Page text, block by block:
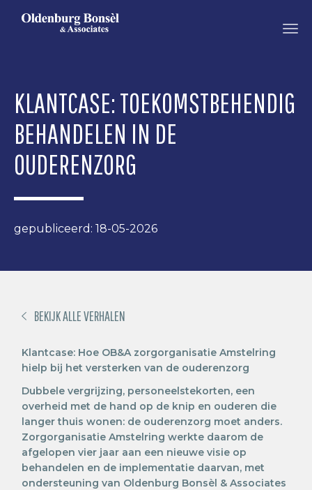
OLDENBURG
KLANTCASE: TOEKOMSTBEHENDIG
BEHANDELEN IN DE
OUDERENZORG
gepubliceerd: 18-05-2026
BEKIJK ALLE VERHALEN
Klantcase: Hoe OB&A zorgorganisatie Amstelring
hielp bij het versterken van de ouderenzorg
Dubbele vergrijzing, personeelstekorten, een
overheid met de hand op de knip en ouderen die
langer thuis wonen: de ouderenzorg moet anders.
Zorgorganisatie Amstelring werkte daarom de
afgelopen vier jaar aan een nieuwe visie op
behandelen en de implementatie daarvan, met
ondersteuning van Oldenburg Bonsèl & Associates